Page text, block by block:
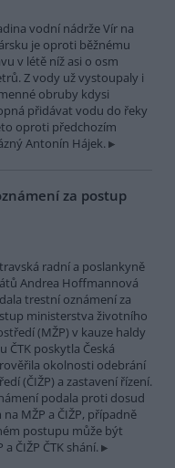
vodní nádrže Vír na
je oproti běžnému
v létě níž asi o osm
Z vody už vystoupaly i
obruby kdysi
přidávat vodu do řeky
oproti předchozím
Antonín Hájek.
za postup
radní a poslankyně
Andrea Hoffmannová
trestní oznámení za
ministerstva životního
(MŽP) v kauze haldy
ČTK poskytla Česká
okolnosti odebrání
(ČIŽP) a zastavení řízení.
podala proti dosud
MŽP a ČIŽP, případně
postupu může být
ČIŽP ČTK shání.